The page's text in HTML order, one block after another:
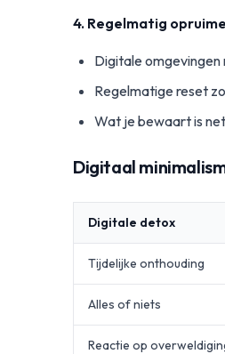
4. Regelmatig
Digitale omgevingen
Regelmatige reset
Wat je bewaart is
Digitaal
Digitale detox
Tijdelijke onthouding
Alles of niets
Reactie op